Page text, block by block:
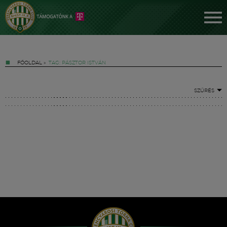
FŐOLDAL » TAG: PÁSZTOR ISTVÁN
SZŰRÉS
Hírek